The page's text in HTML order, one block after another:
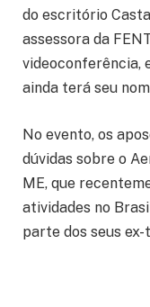
do escritório
assessora da
videoconferência,
ainda terá seu
No evento, os
dúvidas sobre o
ME, que
atividades no
parte dos seus